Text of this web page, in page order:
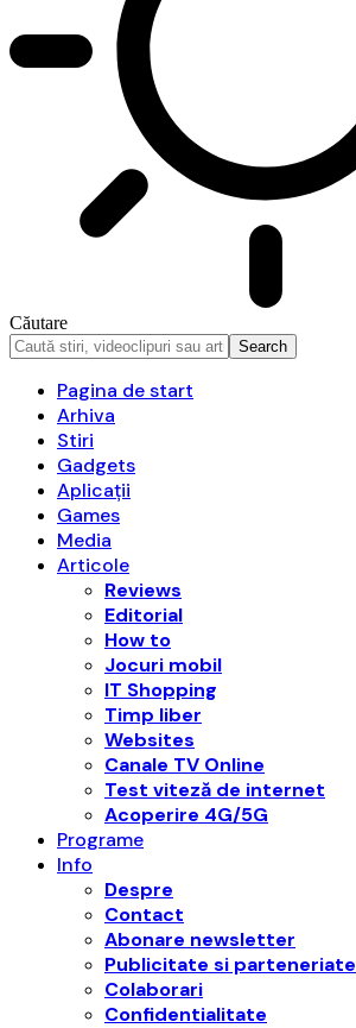
Căutare
Pagina de start
Arhiva
Stiri
Gadgets
Aplicații
Games
Media
Articole
Reviews
Editorial
How to
Jocuri mobil
IT Shopping
Timp liber
Websites
Canale TV Online
Test viteză de internet
Acoperire 4G/5G
Programe
Info
Despre
Contact
Abonare newsletter
Publicitate si parteneriate
Colaborari
Confidentialitate